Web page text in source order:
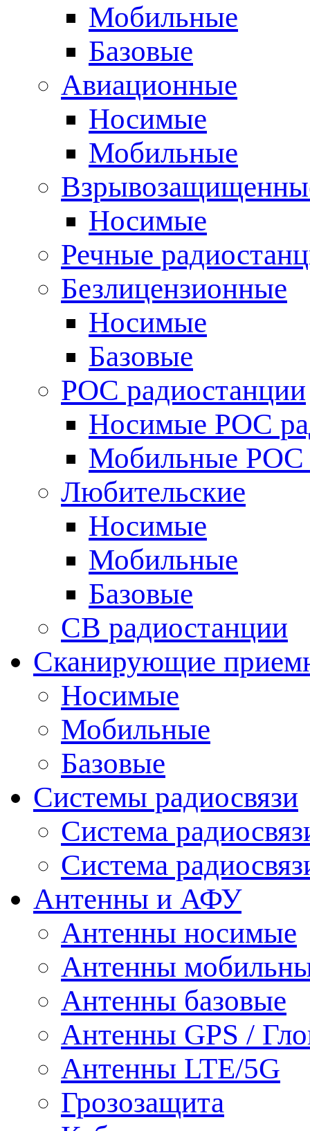
Мобильные
Базовые
Авиационные
Носимые
Мобильные
Носимые
Речные
Безлицензионные
Носимые
Базовые
POC радиостанции
Носимые POC
Мобильные POC
Любительские
Носимые
Мобильные
Базовые
CB радиостанции
Сканирующие
Носимые
Мобильные
Базовые
Системы радиосвязи
Система
Система
Антенны и АФУ
Антенны носимые
Антенны
Антенны базовые
Антенны GPS /
Антенны LTE/5G
Грозозащита